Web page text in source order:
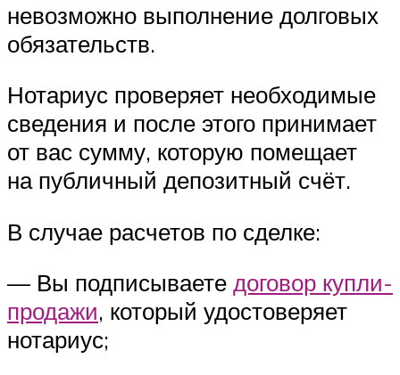
невозможно выполнение долговых
обязательств.
Нотариус проверяет необходимые
сведения и после этого принимает
от вас сумму, которую помещает
на публичный депозитный счёт.
В случае расчетов по сделке:
— Вы подписываете договор купли-
продажи, который удостоверяет
нотариус;